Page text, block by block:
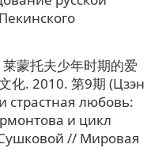
蒙托夫少年时期的爱
化. 2010. 第9期 (Цзэн
страстная любовь:
и цикл
// Мировая